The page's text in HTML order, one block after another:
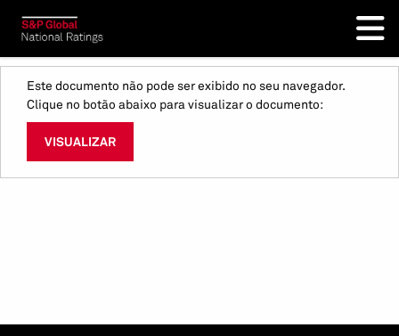
Este documento não pode ser exibido no seu navegador.
Clique no botão abaixo para visualizar o documento:
VISUALIZAR